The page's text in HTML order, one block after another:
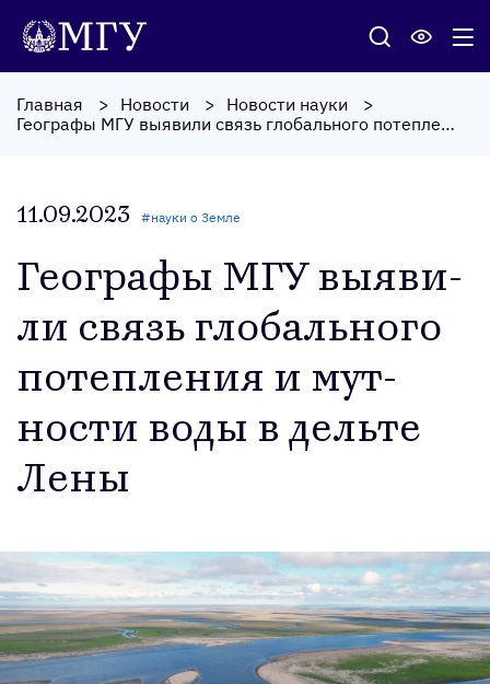
Главная Новости
Новости науки
Географы МГУ выявили связь глобального потепления и мутности воды в дельте Лены
11.09.2023 #науки о Земле
Ге­ог­ра­фы МГУ вы­яви­
ли связь гло­баль­но­го
по­теп­ле­ния и мут­
ности во­ды в дель­те
Ле­ны